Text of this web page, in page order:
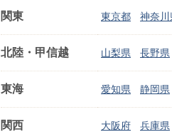
関東 東京都 神奈川
北陸・甲信越 山梨県 長野県
東海 愛知県 静岡県
関西 大阪府 兵庫県